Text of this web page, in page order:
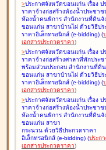
>ประกาศจังหวัดขอนแก่น เรื่อง ป
ราคาจ้างก่อสร้างห้องน้ำประชาช
ห้องน้ำคนพิการ สำนักงานที่ดินจั
ขอนแก่น สาขาบ้านไผ่ ด้วยวิธีปร
ราคาอิเล็กทรอนิกส์ (e-bidding) (
เอกสารประกวดราคา)
>ประกาศจังหวัดขอนแก่น เรื่อง ป
ราคาจ้างก่อสร้างศาลาที่พักประ
พร้อมส่วนประกอบ สำนักงานที่ดิ
ขอนแก่น สาขาบ้านไผ่ ด้วยวิธีปร
ราคาอิเล็กทรอนิกส์ (e-bidding) (
เอกสารประกวดราคา)
>ประกาศจังหวัดขอนแก่น เรื่อง ป
ราคาจ้างก่อสร้างห้องน้ำประชาช
ห้องน้ำคนพิการ สำนักงานที่ดินจั
ขอนแก่น สาขา
กระนวน ด้วยวิธีประกวดราคา
อิเล็กทรอนิกส์ (e-bidding) (ประก
เอกสารประกวดราคา)